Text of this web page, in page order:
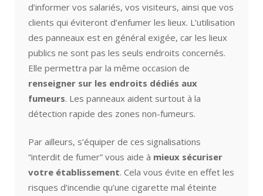
d’informer vos salariés, vos visiteurs, ainsi que vos
clients qui éviteront d’enfumer les lieux. L’utilisation
des panneaux est en général exigée, car les lieux
publics ne sont pas les seuls endroits concernés.
Elle permettra par la même occasion de
renseigner sur les endroits dédiés aux
fumeurs. Les panneaux aident surtout à la
détection rapide des zones non-fumeurs.
Par ailleurs, s’équiper de ces signalisations
“interdit de fumer” vous aide à mieux sécuriser
votre établissement. Cela vous évite en effet les
risques d’incendie qu’une cigarette mal éteinte